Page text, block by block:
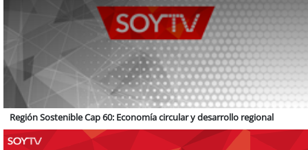
Región Sostenible Cap 60: Economía circular y desarrollo regional